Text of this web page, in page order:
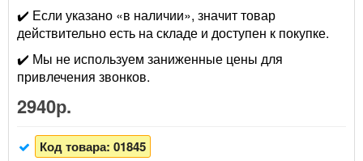
✔️ Если указано «в наличии», значит товар
действительно есть на складе и доступен к покупке.
✔️ Мы не используем заниженные цены для
привлечения звонков.
2940р.
Код товара: 01845